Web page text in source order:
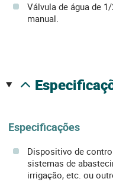
Válvula de água de
manual.
Especificações
Dispositivo de
sistemas de
irrigação, etc. ou